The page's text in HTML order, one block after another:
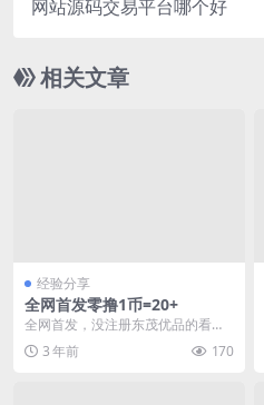
网站源码交易平台哪个好
相关文章
经验分享
全网首发零撸1币=20+
全网首发，没注册东茂优品的看过
来了，全网独一份，卖出无手续
费，目前一币20+，无...
3 年前 170